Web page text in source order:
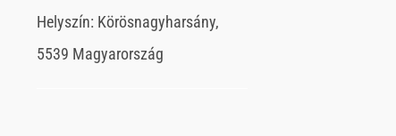
Helyszín: Körösnagyharsány,
5539 Magyarország